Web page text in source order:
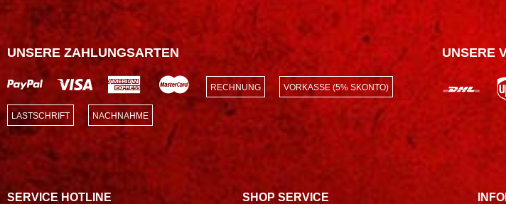
UNSERE ZAHLUNGSARTEN
RECHNUNG VORKASSE (5% SKONTO)
LASTSCHRIFT NACHNAHME
UNSERE
SERVICE HOTLINE SHOP SERVICE